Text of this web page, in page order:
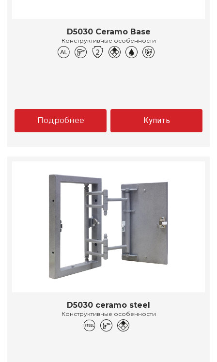
D5030 Ceramo Base
Конструктивные особенности
Подробнее Купить
D5030 ceramo steel
Конструктивные особенности